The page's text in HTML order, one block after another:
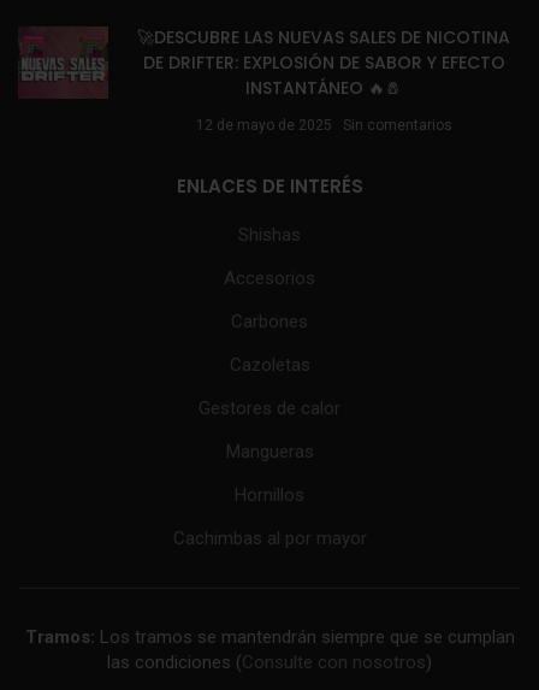
🚀DESCUBRE LAS NUEVAS SALES DE NICOTINA
DE DRIFTER: EXPLOSIÓN DE SABOR Y EFECTO
INSTANTÁNEO 🔥🧂
12 de mayo de 2025 Sin comentarios
ENLACES DE INTERÉS
Shishas
Accesorios
Carbones
Cazoletas
Gestores de calor
Mangueras
Hornillos
Cachimbas al por mayor
Tramos: Los tramos se mantendrán siempre que se cumplan
las condiciones (Consulte con nosotros)